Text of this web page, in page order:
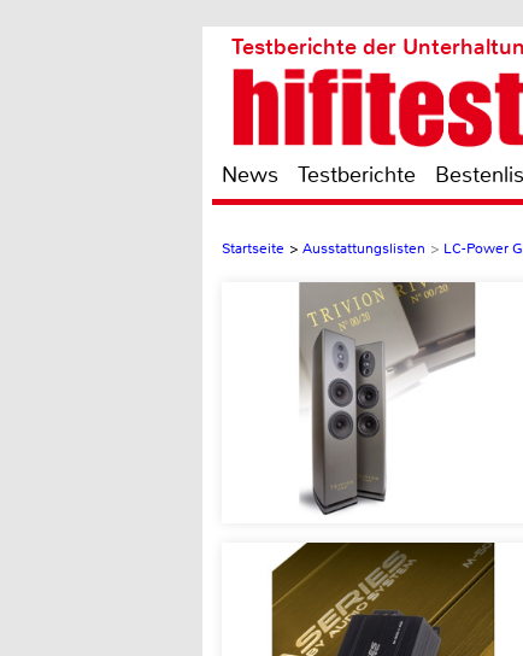
Testberichte der
News Testberichte
Startseite > Ausstattungslisten > LC-Power